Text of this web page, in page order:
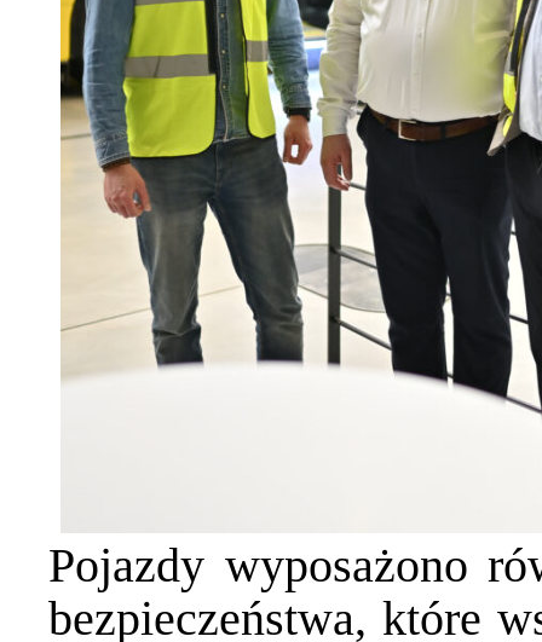
Pojazdy wyposażono
bezpieczeństwa, które